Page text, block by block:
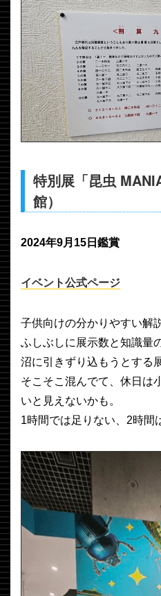
特別展「昆虫
館）
2024年9月15日鑑賞
イベント公式ページ
子供向けの分かりやすい解
ふしぶしに展示数と知識量
沼に引きずり込もうとする
そこそこ混んでて、休日は
いと見えないかも。
1時間では足りない、2時間